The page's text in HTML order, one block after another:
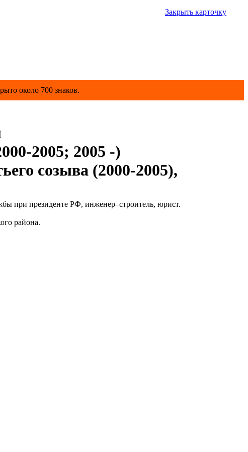
Закрыть карточку
около 700 знаков.
2005; 2005 -)
созыва (2000-2005),
при президенте РФ, инженер–строитель, юрист.
района.